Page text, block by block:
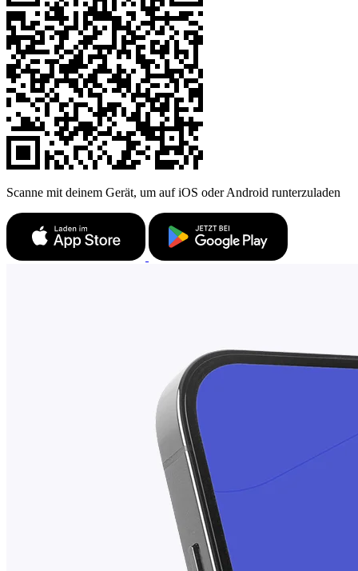
Scanne mit deinem Gerät, um auf iOS oder Android runterzuladen